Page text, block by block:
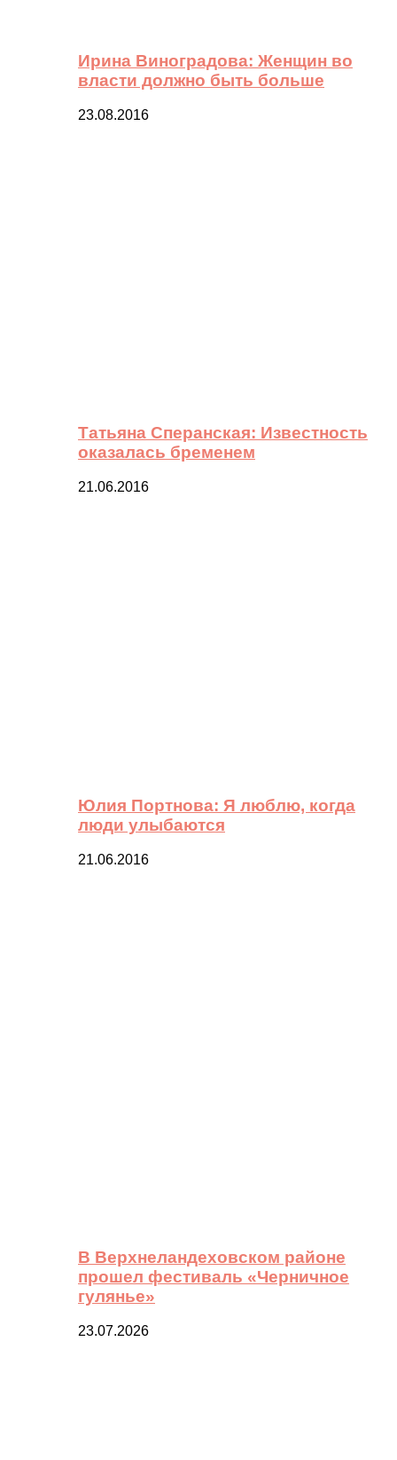
Ирина Виноградова: Женщин во
власти должно быть больше
23.08.2016
Татьяна Сперанская: Известность
оказалась бременем
21.06.2016
Юлия Портнова: Я люблю, когда
люди улыбаются
21.06.2016
В Верхнеландеховском районе
прошел фестиваль «Черничное
гулянье»
23.07.2026